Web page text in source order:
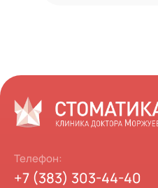
Телефон:
+7 (383) 303-44-40